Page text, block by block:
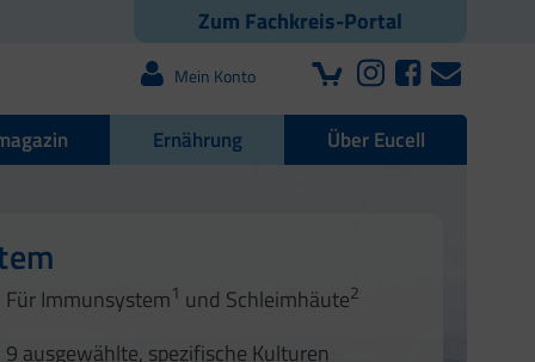
Zum Fachkreis-Portal
Mein Konto
Ernährung Über Eucell
Für Immunsystem1 und Schleimhäute2
9 ausgewählte, spezifische Kulturen
Nägel
1 2 3
4
3